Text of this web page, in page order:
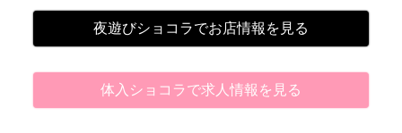
夜遊びショコラでお店情報を見る
体入ショコラで求人情報を見る